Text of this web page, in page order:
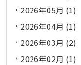
2026年05月 (1)
2026年04月 (1)
2026年03月 (2)
2026年02月 (1)